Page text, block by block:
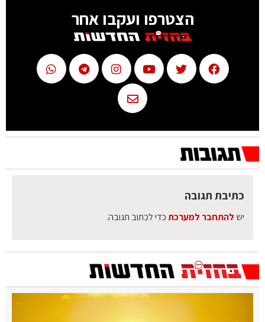
הצטרפו ועקבו אחר
כתיבת תגובה
יש להתחבר למערכתכדי לכתוב תגובה.